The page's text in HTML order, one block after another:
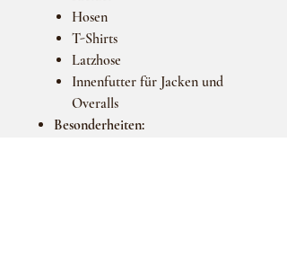
Hosen
T-Shirts
Latzhose
Innenfutter für Jacken und
Overalls
Besonderheiten: